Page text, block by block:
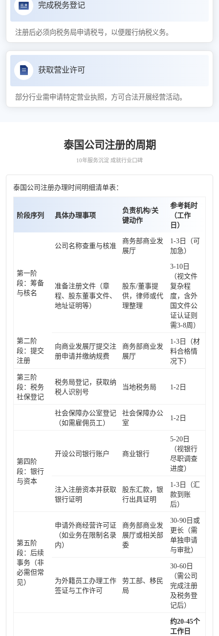
完成税务登记
注册后必须向税务局申请税号，以便履行纳税义务。
获取营业许可
部分行业需申请特定营业执照，方可合法开展经营活动。
泰国公司注册的周期
10年服务沉淀 成就行业口碑
泰国公司注册办理时间明细清单表：
阶段序列 具体办理事项
负责机构/关
键动作
参考耗时
（工作
日）
第一阶
段：筹备
与核名
公司名称查重与核准
商务部商业发
展厅
1-3日（可
加急）
准备注册文件（章
程、股东董事文件、
地址证明等）
股东/董事提
供，律师或代
理整理
3-10日
（视文件
复杂程
度，含外
国文件公
证认证则
需3-8周）
第二阶
段：提交
注册
向商业发展厅提交注
册申请并缴纳规费
商务部商业发
展厅
1-3日（材
料合格情
况下）
第三阶
段：税务
社保登记
税务局登记，获取纳
税人识别号
当地税务局 1-2日
社会保障办公室登记
（如需雇佣员工）
社会保障办公
室
1-2日
第四阶
段：银行
与资本
开设公司银行账户 商业银行
5-20日
（视银行
尽职调查
进度）
注入注册资本并获取
银行证明
股东汇款，银
行出具证明
1-3日（汇
款到账
后）
第五阶
段：后续
事务（非
必需但常
见）
申请外商经营许可证
（如业务在限制名录
内）
商务部商业发
展厅或相关部
委
30-90日或
更长（需
单独申请
与审批）
为外籍员工办理工作
签证与工作许可
劳工部、移民
局
30-60日
（需公司
完成注册
及税务登
记后）
约20-45个
工作日